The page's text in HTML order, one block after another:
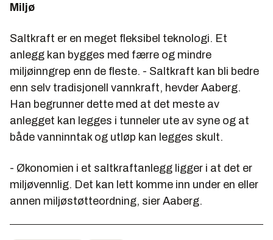
Miljø
Saltkraft er en meget fleksibel teknologi. Et
anlegg kan bygges med færre og mindre
miljøinngrep enn de fleste. - Saltkraft kan bli bedre
enn selv tradisjonell vannkraft, hevder Aaberg.
Han begrunner dette med at det meste av
anlegget kan legges i tunneler ute av syne og at
både vanninntak og utløp kan legges skult.
- Økonomien i et saltkraftanlegg ligger i at det er
miljøvennlig. Det kan lett komme inn under en eller
annen miljøstøtteordning, sier Aaberg.